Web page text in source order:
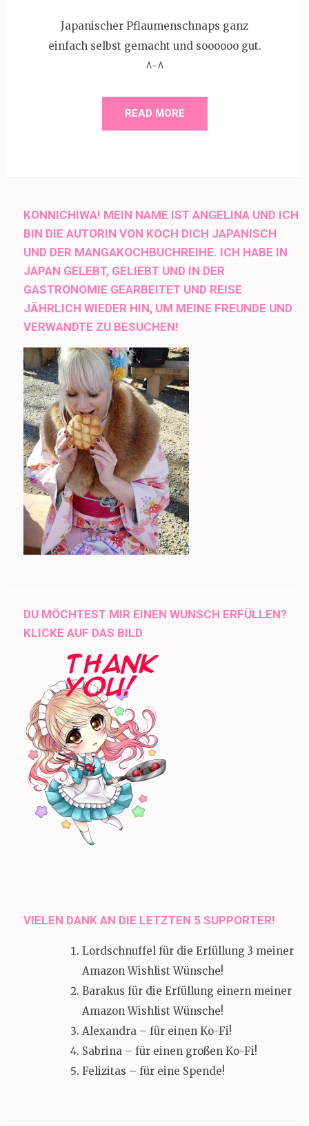
Japanischer Pflaumenschnaps ganz
einfach selbst gemacht und soooooo gut.
^-^
READ MORE
KONNICHIWA! MEIN NAME IST ANGELINA UND ICH
BIN DIE AUTORIN VON KOCH DICH JAPANISCH
UND DER MANGAKOCHBUCHREIHE. ICH HABE IN
JAPAN GELEBT, GELIEBT UND IN DER
GASTRONOMIE GEARBEITET UND REISE
JÄHRLICH WIEDER HIN, UM MEINE FREUNDE UND
VERWANDTE ZU BESUCHEN!
DU MÖCHTEST MIR EINEN WUNSCH ERFÜLLEN?
KLICKE AUF DAS BILD
VIELEN DANK AN DIE LETZTEN 5 SUPPORTER!
Lordschnuffel für die Erfüllung 3 meiner
Amazon Wishlist Wünsche!
Barakus für die Erfüllung einern meiner
Amazon Wishlist Wünsche!
Alexandra – für einen Ko-Fi!
Sabrina – für einen großen Ko-Fi!
Felizitas – für eine Spende!